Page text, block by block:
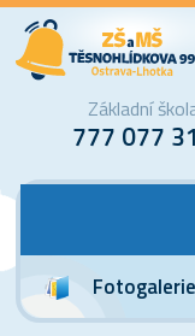
Základní
777 077
Fotogalerie